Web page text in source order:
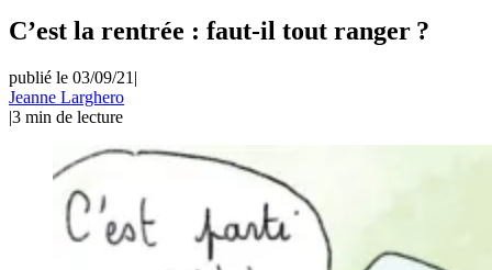
C’est la rentrée : faut-il tout ranger ?
publié le 03/09/21 |
Jeanne Larghero
|3 min de lecture